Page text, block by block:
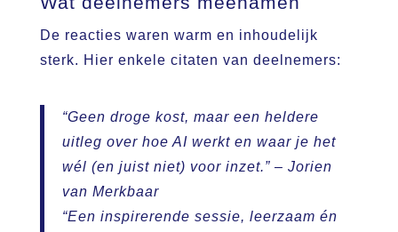
De reacties waren warm en inhoudelijk
sterk. Hier enkele citaten van deelnemers:
“Geen droge kost, maar een heldere
uitleg over hoe AI werkt en waar je het
wél (en juist niet) voor inzet.”– Jorien
van Merkbaar
“Een inspirerende sessie, leerzaam én